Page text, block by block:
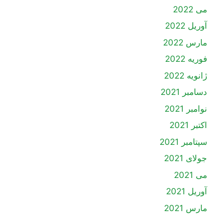
می 2022
آوریل 2022
مارس 2022
فوریه 2022
ژانویه 2022
دسامبر 2021
نوامبر 2021
اکتبر 2021
سپتامبر 2021
جولای 2021
می 2021
آوریل 2021
مارس 2021